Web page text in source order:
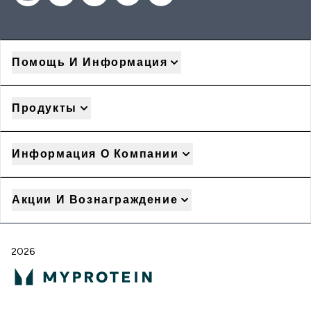
Помощь И Информация
Продукты
Информация О Компании
Акции И Вознаграждение
2026